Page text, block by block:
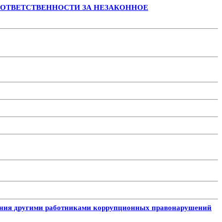
ЗА НЕЗАКОННОЕ
другими работниками коррупционных правонарушений